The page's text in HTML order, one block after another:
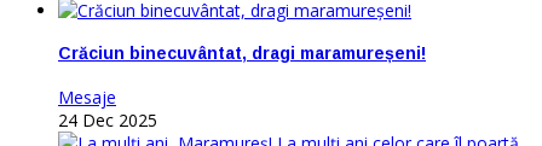
Crăciun binecuvântat, dragi maramureșeni!
Mesaje
24 Dec 2025